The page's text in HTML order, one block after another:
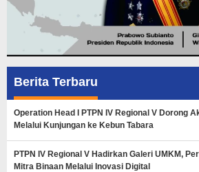
Berita Terbaru
Operation Head I PTPN IV Regional V Dorong
Melalui Kunjungan ke Kebun Tabara
PTPN IV Regional V Hadirkan Galeri UMKM,
Mitra Binaan Melalui Inovasi Digital